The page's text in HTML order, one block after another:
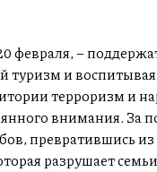
февраля, –
туризм и
терроризм и
внимания. За
превратившись
разрушает